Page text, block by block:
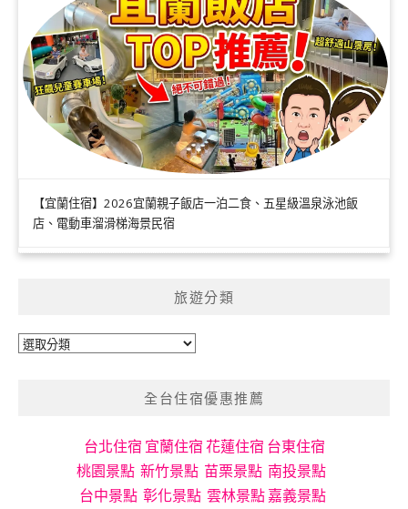
【宜蘭住宿】2026宜蘭親子飯店一泊二食、五星級溫泉泳池飯
店、電動車溜滑梯海景民宿
旅遊分類
旅
全台住宿優惠推薦
台北住宿 宜蘭住宿花蓮住宿 台東住宿
桃園景點 新竹景點 苗栗景點 南投景點
台中景點 彰化景點 雲林景點嘉義景點